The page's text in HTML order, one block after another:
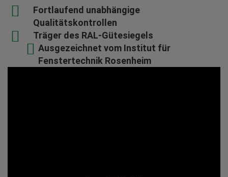
Fortlaufend unabhängige
Qualitätskontrollen
Träger des RAL-Gütesiegels
Ausgezeichnet vom Institut für
Fenstertechnik Rosenheim